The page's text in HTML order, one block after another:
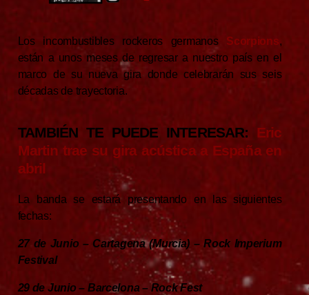
Los incombustibles rockeros germanos Scorpions,
están a unos meses de regresar a nuestro país en el
marco de su nueva gira donde celebrarán sus seis
décadas de trayectoria.
TAMBIÉN TE PUEDE INTERESAR: Eric
Martin trae su gira acústica a España en
abril
La banda se estará presentando en las siguientes
fechas:
27 de Junio – Cartagena (Murcia) – Rock Imperium
Festival
29 de Junio – Barcelona – Rock Fest